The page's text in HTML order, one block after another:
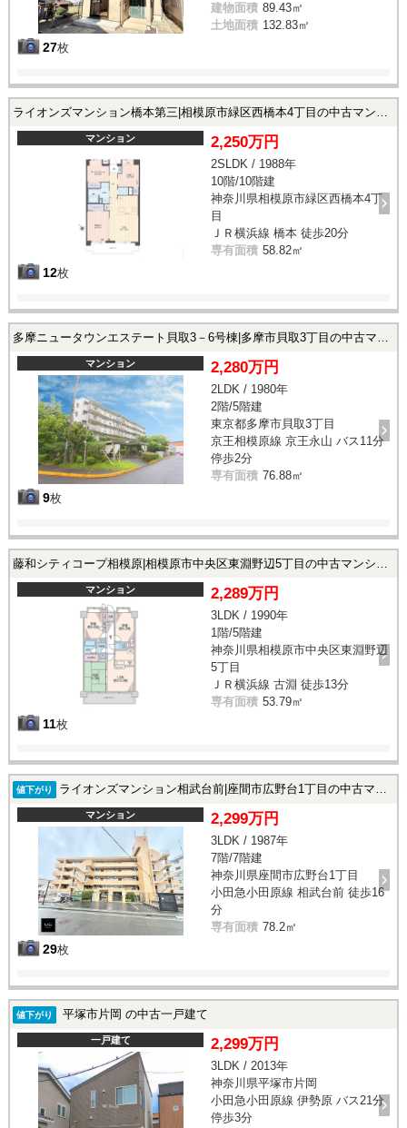
27枚
建物面積 89.43㎡
土地面積 132.83㎡
ライオンズマンション橋本第三|相模原市緑区西橋本4丁目の中古マンション
マンション
12枚
2,250万円
2SLDK / 1988年
10階/10階建
神奈川県相模原市緑区西橋本4丁
目
ＪＲ横浜線 橋本 徒歩20分
専有面積 58.82㎡
多摩ニュータウンエステート貝取3－6号棟|多摩市貝取3丁目の中古マンション
マンション
9枚
2,280万円
2LDK / 1980年
2階/5階建
東京都多摩市貝取3丁目
京王相模原線 京王永山 バス11分
停歩2分
専有面積 76.88㎡
マンション
11枚
2,289万円
3LDK / 1990年
1階/5階建
神奈川県相模原市中央区東淵野辺
5丁目
ＪＲ横浜線 古淵 徒歩13分
専有面積 53.79㎡
値下がり ライオンズマンション相武台前|座間市広野台1丁目の中古マンション
マンション
29枚
2,299万円
3LDK / 1987年
7階/7階建
神奈川県座間市広野台1丁目
小田急小田原線 相武台前 徒歩16
分
専有面積 78.2㎡
値下がり 平塚市片岡 の中古一戸建て
一戸建て 2,299万円
3LDK / 2013年
神奈川県平塚市片岡
小田急小田原線 伊勢原 バス21分
停歩3分